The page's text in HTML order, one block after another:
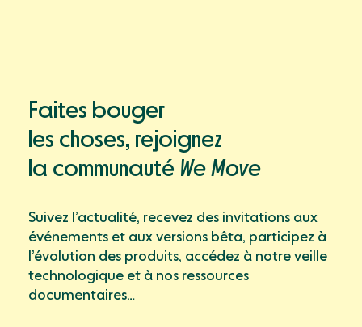
Faites bouger
les choses, rejoignez
la communauté We Move
Suivez l’actualité, recevez des invitations aux
événements et aux versions bêta, participez à
l’évolution des produits, accédez à notre veille
technologique et à nos ressources
documentaires…